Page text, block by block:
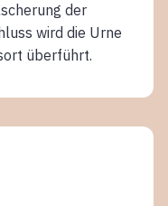
der
wird die Urne
überführt.